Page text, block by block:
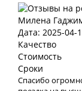
Милена
Дата: 2025-04-
Качество
Стоимость
Сроки
Спасибо